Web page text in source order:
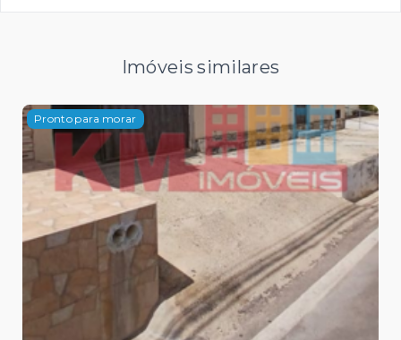
Imóveis similares
Pronto para morar